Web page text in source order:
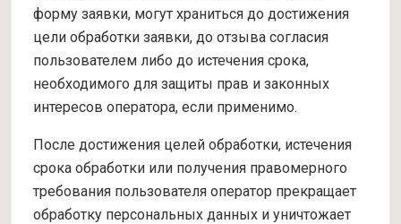
форму заявки, могут храниться до достижения
цели обработки заявки, до отзыва согласия
пользователем либо до истечения срока,
необходимого для защиты прав и законных
интересов оператора, если применимо.
После достижения целей обработки, истечения
срока обработки или получения правомерного
требования пользователя оператор прекращает
обработку персональных данных и уничтожает